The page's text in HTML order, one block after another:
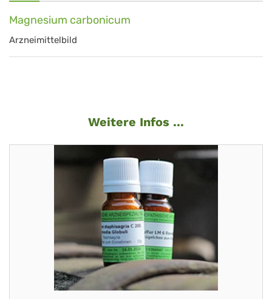
Magnesium carbonicum
Arzneimittelbild
Weitere Infos ...